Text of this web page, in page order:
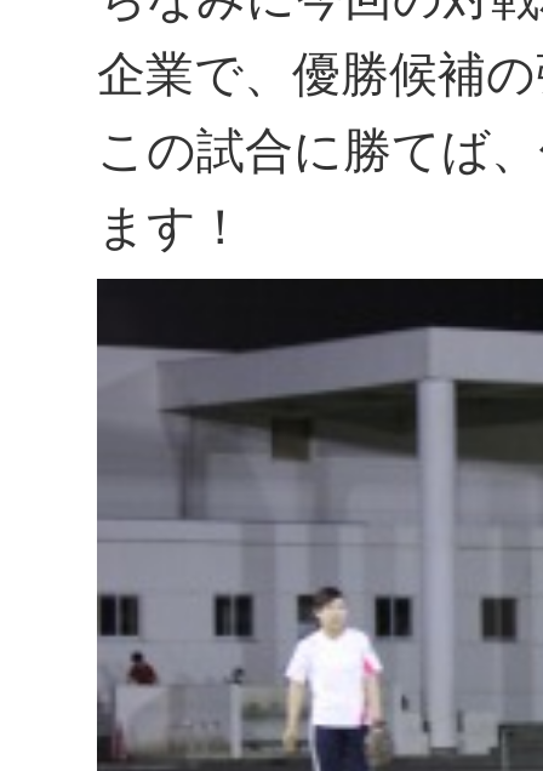
企業で、優勝候補
この試合に勝てば
ます！